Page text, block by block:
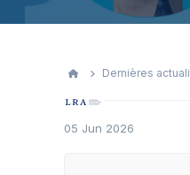
Dernières
05 Jun 2026